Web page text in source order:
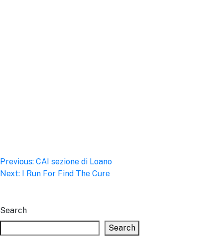
Post
Previous: CAI sezione di Loano
Next: I Run For Find The Cure
Search
Search